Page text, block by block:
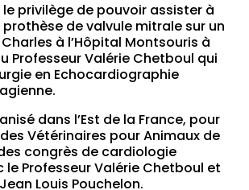
le privilège de pouvoir assister à
prothèse de valvule mitrale sur un
à l’Hôpital Montsouris à
Professeur Valérie Chetboul qui
en Echocardiographie
dans l’Est de la France, pour
Vétérinaires pour Animaux de
congrès de cardiologie
Professeur Valérie Chetboul et
Louis Pouchelon.